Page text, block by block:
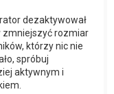
dezaktywował
zmniejszyć rozmiar
którzy nic nie
spróbuj
aktywnym i